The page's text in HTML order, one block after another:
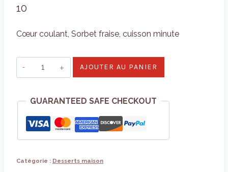
10
Cœur coulant, Sorbet fraise, cuisson minute
quantité
de
pistache
AJOUTER AU PANIER
GUARANTEED SAFE CHECKOUT
Catégorie : Desserts maison